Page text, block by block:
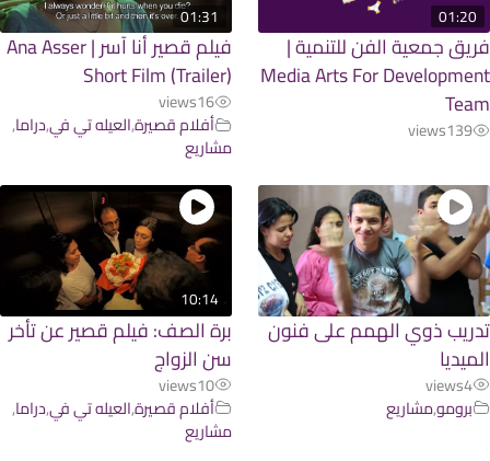
01:20
جمعية الفن للتنمية |
Media Arts For
139
views
01:31
فيلم قصير أنا آسر | Ana Asser
Short Film (Trailer)
16
views
أفلام قصيرة,العيله تي في,دراما,
مشاريع
ذوي الهمم على فنون
4
views
برومو,مشاريع
10:14
برة الصف: فيلم قصير عن تأخر
سن الزواج
10
views
أفلام قصيرة,العيله تي في,دراما,
مشاريع